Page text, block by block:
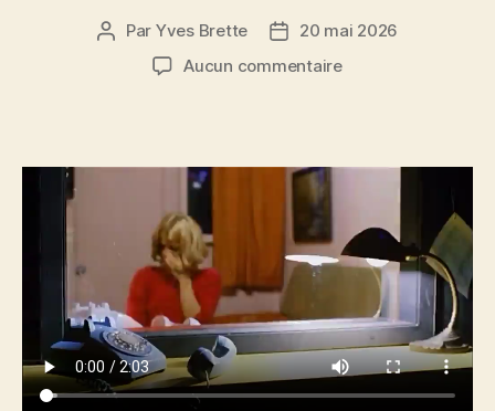
Auteur
l’article
Par Yves Brette
Date20 mai 2026
Aucun commentairesur
Monika